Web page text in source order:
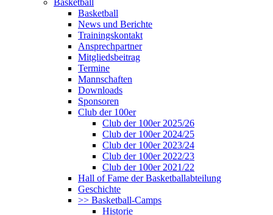
Basketball
Basketball
News und Berichte
Trainingskontakt
Ansprechpartner
Mitgliedsbeitrag
Termine
Mannschaften
Downloads
Sponsoren
Club der 100er
Club der 100er 2025/26
Club der 100er 2024/25
Club der 100er 2023/24
Club der 100er 2022/23
Club der 100er 2021/22
Hall of Fame der Basketballabteilung
Geschichte
>> Basketball-Camps
Historie